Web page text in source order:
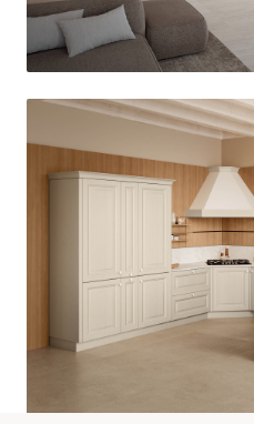
Cucine Moderne